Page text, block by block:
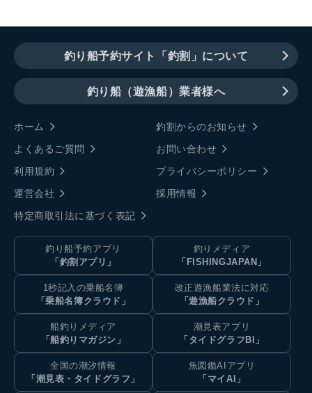
釣り船予約サイト「釣割」について
釣り船（遊漁船）業者様へ
ホーム
釣割からのお知らせ
よくあるご質問
お問い合わせ
利用規約
プライバシーポリシー
運営会社
採用情報
特定商取引法に基づく表記
釣り船予約アプリ
「釣割アプリ」
釣りメディア
「FISHINGJAPAN」
1秒記入の乗船名簿
「乗船名簿クラウド」
改正遊漁船業法に対応
「遊漁船クラウド」
船釣りメディア
「船釣りマガジン」
潮見表アプリ
「タイドグラフBI」
全国の潮汐情報
「潮見表・タイドグラフ」
魚図鑑AIアプリ
「マイAI」